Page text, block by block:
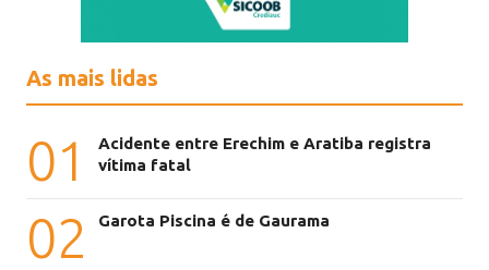
As mais lidas
01
Acidente entre Erechim e Aratiba registra
vítima fatal
02 Garota Piscina é de Gaurama